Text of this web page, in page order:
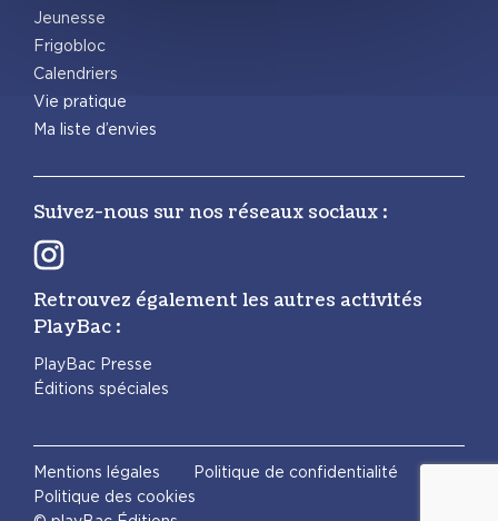
Jeunesse
Frigobloc
Calendriers
Vie pratique
Ma liste d’envies
Suivez-nous sur nos réseaux sociaux :
Retrouvez également les autres activités
PlayBac :
PlayBac Presse
Éditions spéciales
Mentions légales
Politique de confidentialité
Politique des cookies